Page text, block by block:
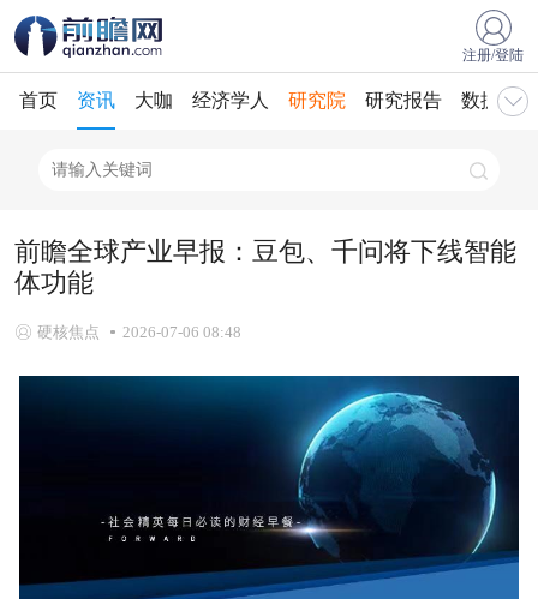
注册/登陆
首页 资讯 大咖 经济学人 研究院 研究报告 数据库
前瞻全球产业早报：豆包、千问将下线智能
体功能
硬核焦点 2026-07-06 08:48